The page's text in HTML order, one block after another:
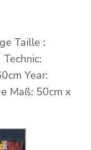
Taille :
Year:
Maß: 50cm x